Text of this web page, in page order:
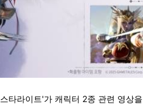
타라이트'가 캐릭터 2종 관련 영상